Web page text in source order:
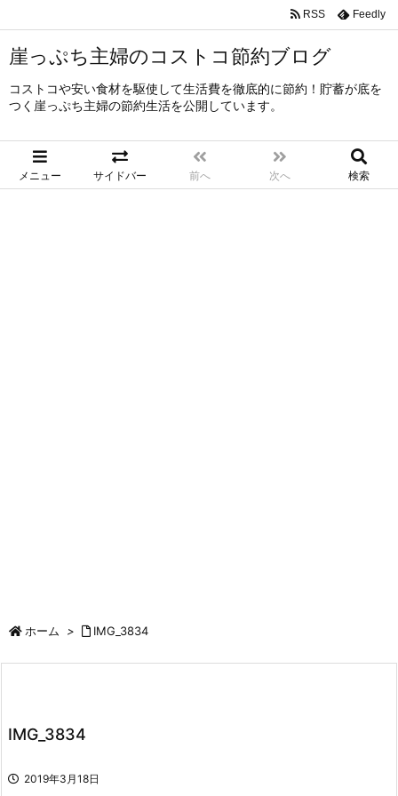
崖っぷち主婦のコストコ節約ブログ
コストコや安い食材を駆使して生活費を徹底的に節約！貯蓄が底を
つく崖っぷち主婦の節約生活を公開しています。
メニュー サイドバー 前へ 次へ 検索
RSS Feedly
ホーム > IMG_3834
IMG_3834
2019年3月18日